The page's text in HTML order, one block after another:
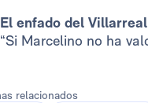
El enfado del
“Si Marcelino no ha
relacionados